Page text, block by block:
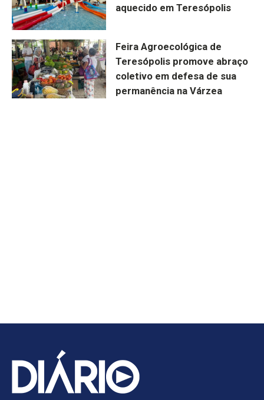
aquecido em Teresópolis
Feira Agroecológica de
Teresópolis promove abraço
coletivo em defesa de sua
permanência na Várzea